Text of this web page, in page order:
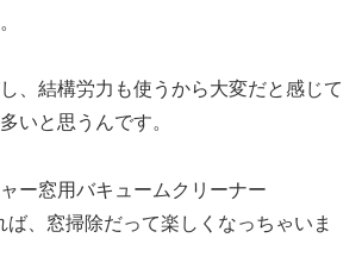
、結構労力も使うから大変だと感じて
いと思うんです。
ー窓用バキュームクリーナー
、窓掃除だって楽しくなっちゃいま